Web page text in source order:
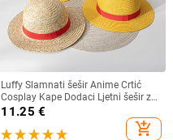
Luffy Slamnati šešir Anime Crtić
Cosplay Kape Dodaci Ljetni šešir za
sunce Suncobran Šešir za roditelje i
dijete Luffy šešir za žene Muškarci
11.25 €
add_shopping_cart